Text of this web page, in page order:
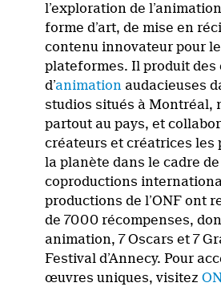
l’exploration de
forme d’art, de mise en
contenu innovateur pour
plateformes. Il produit
d’animation audacieuses
studios situés à Montréal,
partout au pays, et
créateurs et créatrices les
la planète dans le cadre de
coproductions
productions de l’ONF ont
de 7000 récompenses,
animation, 7 Oscars et 7
Festival d’Annecy. Pour
œuvres uniques, visitez